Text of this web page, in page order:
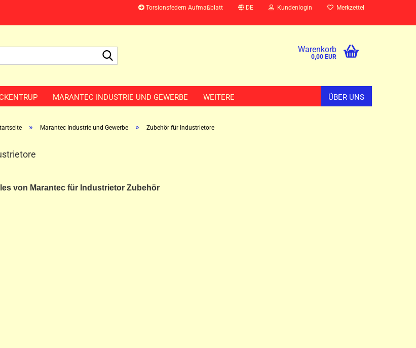
Torsionsfedern Aufmaßblatt DE Kundenlogin Merkzettel
Warenkorb
0,00 EUR
MARANTEC INDUSTRIE UND GEWERBE ÜBER UNS
WEITERE
» Marantec Industrie und Gewerbe » Zubehör für Industrietore
von Marantec für Industrietor Zubehör